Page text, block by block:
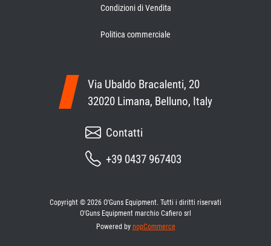
Condizioni di Vendita
Politica commerciale
Via Ubaldo Bracalenti, 20
32020 Limana, Belluno, Italy
Contatti
+39 0437 967403
Copyright © 2026 O'Guns Equipment. Tutti i diritti riservati
O'Guns Equipment marchio Cafiero srl
Powered by nopCommerce